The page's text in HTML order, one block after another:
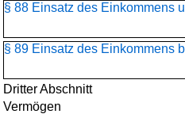
§ 88 Einsatz des Einkommens
§ 89 Einsatz des Einkommens
Dritter Abschnitt
Vermögen